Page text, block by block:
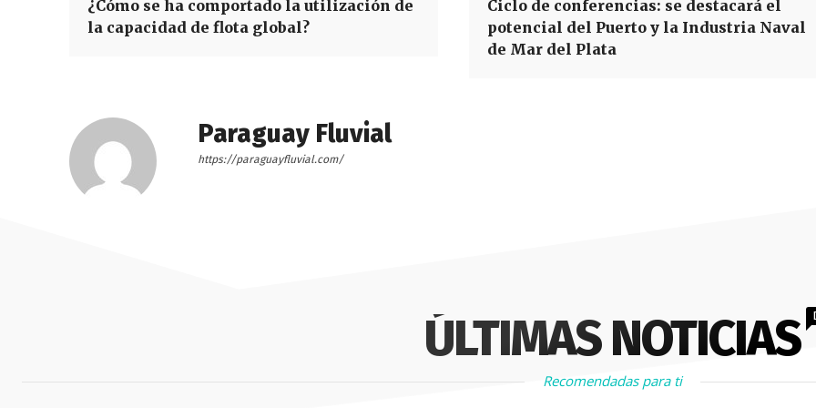
¿Cómo se ha comportado la utilización de
la capacidad de flota global?
Ciclo de conferencias: se destacará el
potencial del Puerto y la Industria Naval
de Mar del Plata
Paraguay Fluvial
https://paraguayfluvial.com/
ÚLTIMAS NOTICIAS
Recomendadas para ti